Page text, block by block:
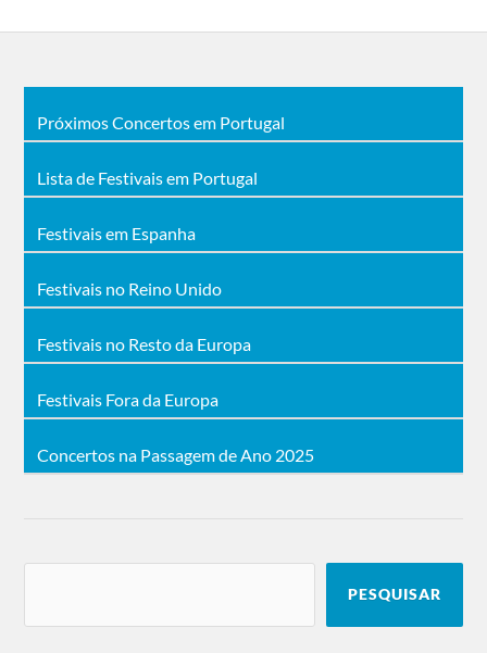
Próximos Concertos em Portugal
Lista de Festivais em Portugal
Festivais em Espanha
Festivais no Reino Unido
Festivais no Resto da Europa
Festivais Fora da Europa
Concertos na Passagem de Ano 2025
PESQUISAR